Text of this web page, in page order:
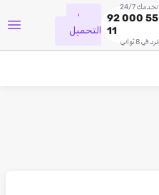
نخدمك 24/7
92 000 55
11
نرد في 8 ثواني
جاري
التحميل